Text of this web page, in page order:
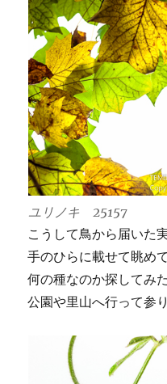
ユリノキ 25157
こうして鳥から届いた実
手のひらに載せて眺め
何の種なのか探してみ
公園や里山へ行って参